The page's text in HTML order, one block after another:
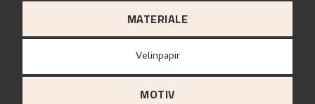
MATERIALE
Velinpapir
MOTIV